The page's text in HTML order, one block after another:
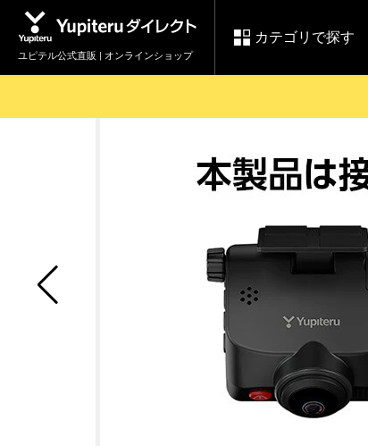
ユピテル公式直販 | オンラインショップ
カテゴリで探す
ドライブレコーダー
スペアパーツ
ダイレクト
純正オプション品の
ご購入はこちら
製品登録や最新情報はこちら
セール
で】ユピテルスーパ
ーセール開催
各種ご利用方法はこちら
ログイン
会員価格やポイントを利